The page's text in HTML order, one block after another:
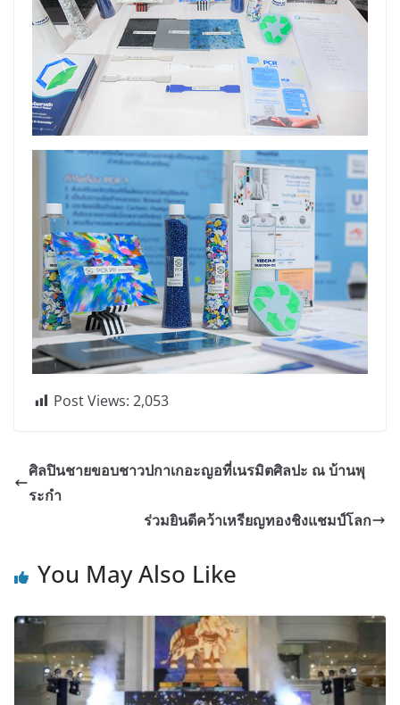
Post Views: 2,053
ศิลปินชายขอบชาวปกาเกอะญอที่เนรมิตศิลปะ ณ บ้านพุ
ระกำ
ร่วมยินดีคว้าเหรียญทองชิงแชมป์โลก
You May Also Like